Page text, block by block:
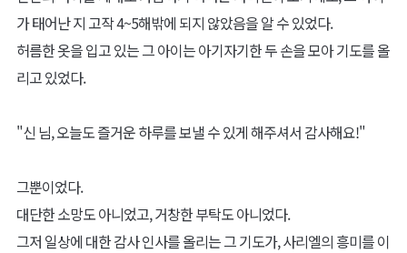
가 태어난 지 고작 4~5해밖에 되지 않았음을 알 수 있었다.
허름한 옷을 입고 있는 그 아이는 아기자기한 두 손을 모아 기도를 올
리고 있었다.
"신 님, 오늘도 즐거운 하루를 보낼 수 있게 해주셔서 감사해요!"
그뿐이었다.
대단한 소망도 아니었고, 거창한 부탁도 아니었다.
그저 일상에 대한 감사 인사를 올리는 그 기도가, 사리엘의 흥미를 이